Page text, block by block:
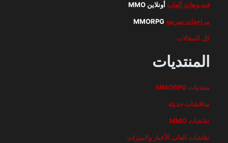
فيديوهات ألعاب أونلاين MMO
مراجعات سريعة
كل المقالات
المنتديات
منتديات MMORPG
مناقشات حديثة
نقاشات MMO
نقاشات العاب الأخبار والميزات